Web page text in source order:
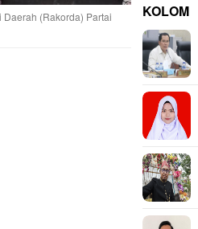
(Rakorda) Partai
KOLOM